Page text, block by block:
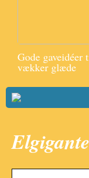
Gode
vækker glæde